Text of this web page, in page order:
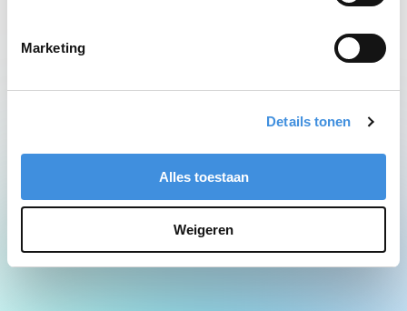
Marketing
Details tonen
Alles toestaan
Weigeren